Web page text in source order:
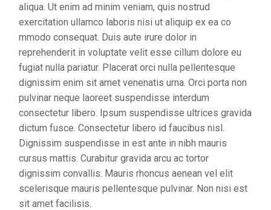
aliqua. Ut enim ad minim veniam, quis nostrud
exercitation ullamco laboris nisi ut aliquip ex ea co
mmodo consequat. Duis aute irure dolor in
reprehenderit in voluptate velit esse cillum dolore eu
fugiat nulla pariatur. Placerat orci nulla pellentesque
dignissim enim sit amet venenatis urna. Orci porta non
pulvinar neque laoreet suspendisse interdum
consectetur libero. Ipsum suspendisse ultrices gravida
dictum fusce. Consectetur libero id faucibus nisl.
Dignissim suspendisse in est ante in nibh mauris
cursus mattis. Curabitur gravida arcu ac tortor
dignissim convallis. Mauris rhoncus aenean vel elit
scelerisque mauris pellentesque pulvinar. Non nisi est
sit amet facilisis.